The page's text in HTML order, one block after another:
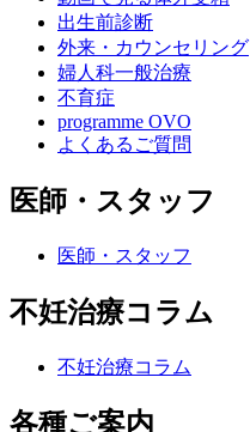
出生前診断
外来・カウンセリング
婦人科一般治療
不育症
programme OVO
よくあるご質問
医師・スタッフ
医師・スタッフ
不妊治療コラム
不妊治療コラム
各種ご案内